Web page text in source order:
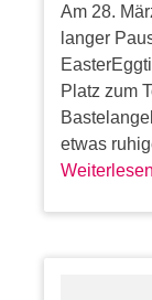
Am 28.
langer
Platz zum
etwas
Weiterlesen